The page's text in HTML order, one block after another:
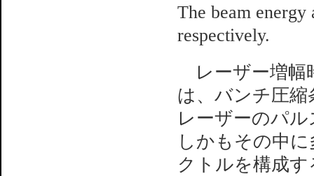
The beam
respectively.
レーザー増幅
は、バンチ圧縮
レーザーのパ
しかもその中
クトルを構成